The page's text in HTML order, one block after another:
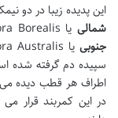
این پدیده زیبا در دو
شمالی یا Aurora Borealis می گویند و در نیمکره جنوبی، با نام
جنوبی
سپیده دم گرفته شده
اطراف هر قطب دیده
در این کمربند قرار